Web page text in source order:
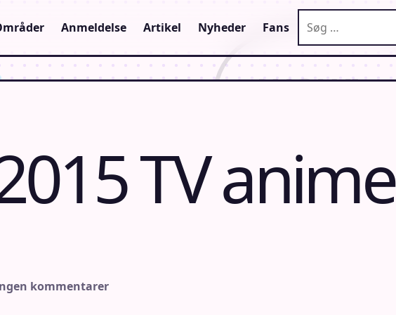
Anmeldelse Artikel Nyheder Fans
TV anime
kommentarer